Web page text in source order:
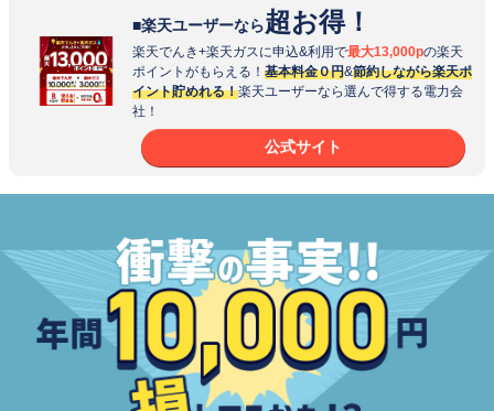
■楽天ユーザーなら超お得！
楽天でんき+楽天ガスに申込&利用で最大13,000pの楽天
ポイントがもらえる！ 基本料金０円&節約しながら楽天ポ
イント貯めれる！楽天ユーザーなら選んで得する電力会
社！
公式サイト